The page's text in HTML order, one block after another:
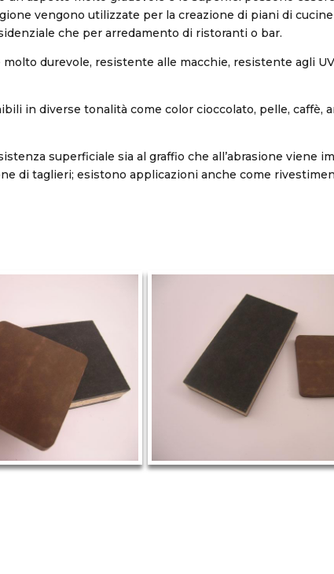
vengono utilizzate per la creazione di piani di
che per arredamento di ristoranti o bar.
durevole, resistente alle macchie, resistente agli
in diverse tonalità come color cioccolato, pelle, caffè,
superficiale sia al graffio che all’abrasione viene
di taglieri; esistono applicazioni anche come